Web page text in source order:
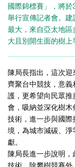
國際錦標賽」，將
舉行宣傳記者會。
最大，來自亞太地
大且別開生面的樹上
陳局長指出，這次
齊聚台中競技，意
護，更希望向民眾
會，吸納並深化樹
技術，進一步與國
境，為城市減碳、
獻。
陳局長進一步說明
技術，除攀樹競賽外